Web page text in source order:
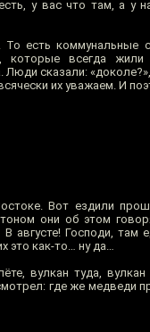
у вас что там, а у
есть коммунальные
которые всегда
сказали:
их уважаем. И
Вот ездили
они об этом
августе! Господи,
это как-то… ну да…
вулкан туда,
где же медведи